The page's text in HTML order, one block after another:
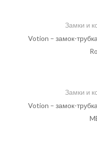
Замки и
Votion – замок-
Замки и
Votion – замок-